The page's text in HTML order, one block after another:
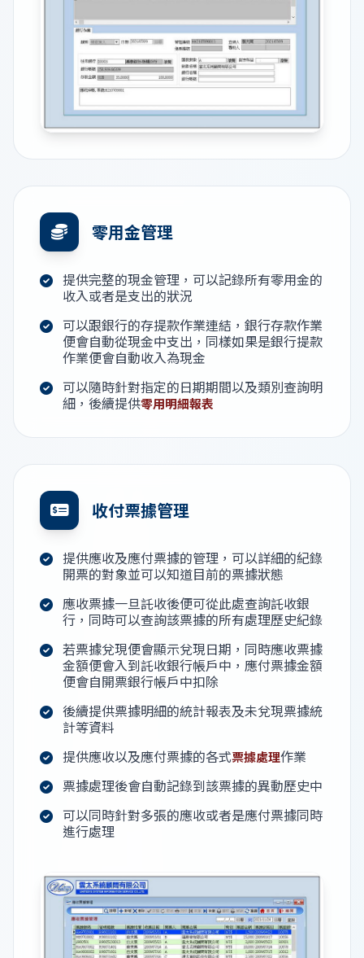
零用金管理
提供完整的現金管理，可以記錄所有零用金的
收入或者是支出的狀況
可以跟銀行的存提款作業連結，銀行存款作業
便會自動從現金中支出，同樣如果是銀行提款
作業便會自動收入為現金
可以隨時針對指定的日期期間以及類別查詢明
細，後續提供零用明細報表
收付票據管理
提供應收及應付票據的管理，可以詳細的紀錄
開票的對象並可以知道目前的票據狀態
應收票據一旦託收後便可從此處查詢託收銀
行，同時可以查詢該票據的所有處理歷史紀錄
若票據兌現便會顯示兌現日期，同時應收票據
金額便會入到託收銀行帳戶中，應付票據金額
便會自開票銀行帳戶中扣除
後續提供票據明細的統計報表及未兌現票據統
計等資料
提供應收以及應付票據的各式票據處理作業
票據處理後會自動記錄到該票據的異動歷史中
可以同時針對多張的應收或者是應付票據同時
進行處理